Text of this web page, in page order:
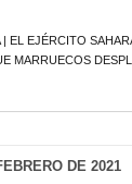
EL EJÉRCITO
MARRUECOS
DE 2021